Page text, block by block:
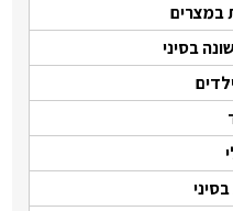
במצרים
בסיני